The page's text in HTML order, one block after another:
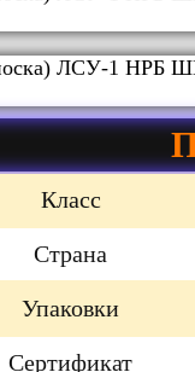
Класс
Страна
Упаковки
Сертификат